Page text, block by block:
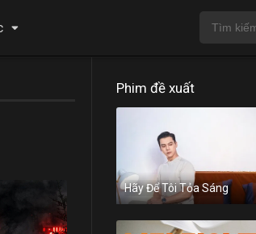
Phim đề xuất
Hãy Để Tôi Tỏa Sáng